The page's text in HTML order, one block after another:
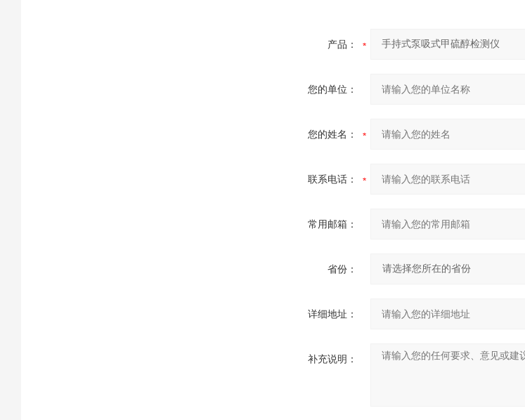
产品：
您的单位：
您的姓名：
联系电话：
常用邮箱：
省份：
详细地址：
补充说明：